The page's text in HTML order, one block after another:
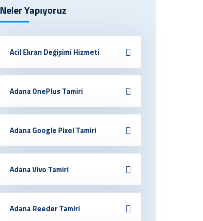
Neler Yapıyoruz
Acil Ekran Değişimi Hizmeti
Adana OnePlus Tamiri
Adana Google Pixel Tamiri
Adana Vivo Tamiri
Adana Reeder Tamiri